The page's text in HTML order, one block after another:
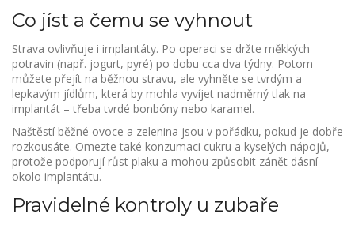
Co jíst a čemu se vyhnout
Strava ovlivňuje i implantáty. Po operaci se držte měkkých
potravin (např. jogurt, pyré) po dobu cca dva týdny. Potom
můžete přejít na běžnou stravu, ale vyhněte se tvrdým a
lepkavým jídlům, která by mohla vyvíjet nadměrný tlak na
implantát – třeba tvrdé bonbóny nebo karamel.
Naštěstí běžné ovoce a zelenina jsou v pořádku, pokud je dobře
rozkousáte. Omezte také konzumaci cukru a kyselých nápojů,
protože podporují růst plaku a mohou způsobit zánět dásní
okolo implantátu.
Pravidelné kontroly u zubaře